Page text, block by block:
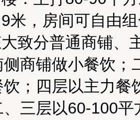
米，房间可自由
致分普通商铺、
商铺做小餐饮；
；四层以主力餐
三层以60-100